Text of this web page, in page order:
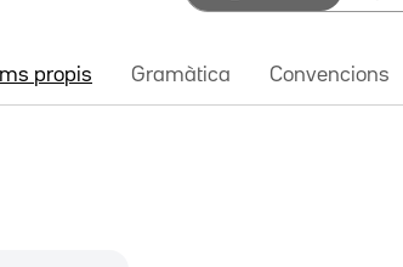
propis Gramàtica Convencions